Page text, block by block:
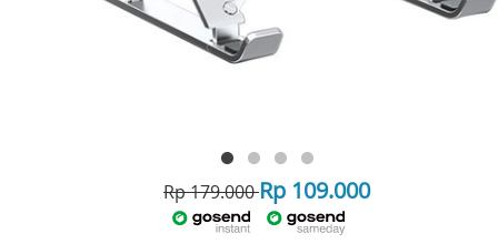
Rp 179.000Rp 109.000